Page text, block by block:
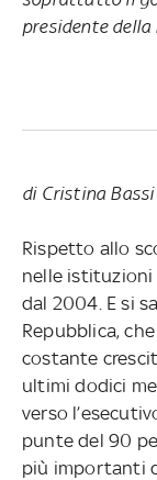
presidente
di Cristina Bassi
Rispetto allo
nelle istituzioni
dal 2004. E si
Repubblica,
costante
ultimi dodici
verso
punte del 90
più importanti